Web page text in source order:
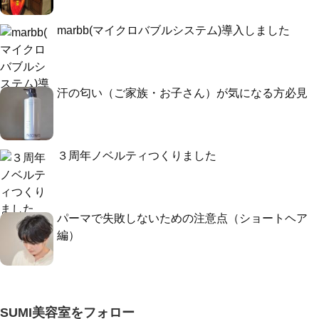
marbb(マイクロバブルシステム)導入しました
汗の匂い（ご家族・お子さん）が気になる方必見
３周年ノベルティつくりました
パーマで失敗しないための注意点（ショートヘア
編）
SUMI美容室をフォロー